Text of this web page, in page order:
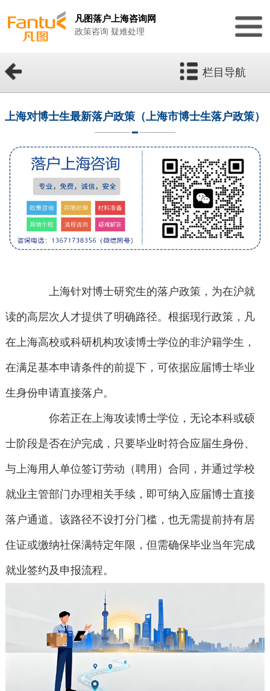
凡图落户上海咨询网
政策咨询 疑难处理
栏目导航
上海对博士生最新落户政策（上海市博士生落户政策）
上海针对博士研究生的落户政策，为在沪就
读的高层次人才提供了明确路径。根据现行政策，凡
在上海高校或科研机构攻读博士学位的非沪籍学生，
在满足基本申请条件的前提下，可依据应届博士毕业
生身份申请直接落户。
你若正在上海攻读博士学位，无论本科或硕
士阶段是否在沪完成，只要毕业时符合应届生身份、
与上海用人单位签订劳动（聘用）合同，并通过学校
就业主管部门办理相关手续，即可纳入应届博士直接
落户通道。该路径不设打分门槛，也无需提前持有居
住证或缴纳社保满特定年限，但需确保毕业当年完成
就业签约及申报流程。